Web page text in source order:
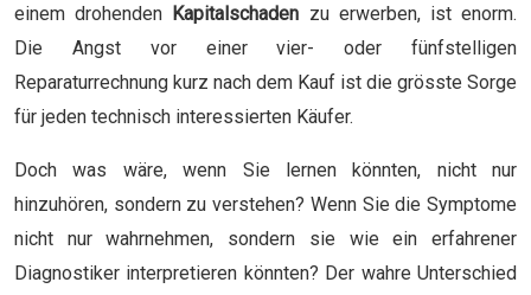
einem drohenden Kapitalschaden zu erwerben, ist enorm.
Die Angst vor einer vier- oder fünfstelligen
Reparaturrechnung kurz nach dem Kauf ist die grösste Sorge
für jeden technisch interessierten Käufer.
Doch was wäre, wenn Sie lernen könnten, nicht nur
hinzuhören, sondern zu verstehen? Wenn Sie die Symptome
nicht nur wahrnehmen, sondern sie wie ein erfahrener
Diagnostiker interpretieren könnten? Der wahre Unterschied